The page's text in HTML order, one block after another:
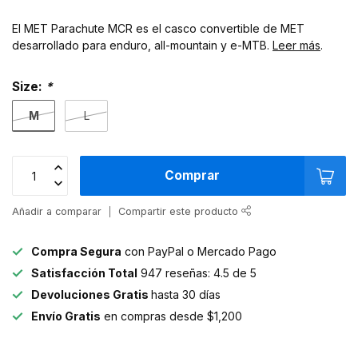
El MET Parachute MCR es el casco convertible de MET
desarrollado para enduro, all-mountain y e-MTB. Leer más.
Size: *
M L
Comprar
Añadir a comparar Compartir este producto
Compra Segura con PayPal o Mercado Pago
Satisfacción Total 947 reseñas: 4.5 de 5
Devoluciones Gratis hasta 30 días
Envío Gratis en compras desde $1,200